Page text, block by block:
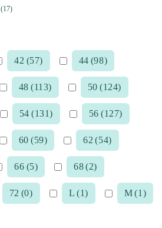
(17)
42 (57) 44 (98)
48 (113) 50 (124)
54 (131) 56 (127)
60 (59) 62 (54)
66 (5) 68(2)
72 (0) L (1) M (1)